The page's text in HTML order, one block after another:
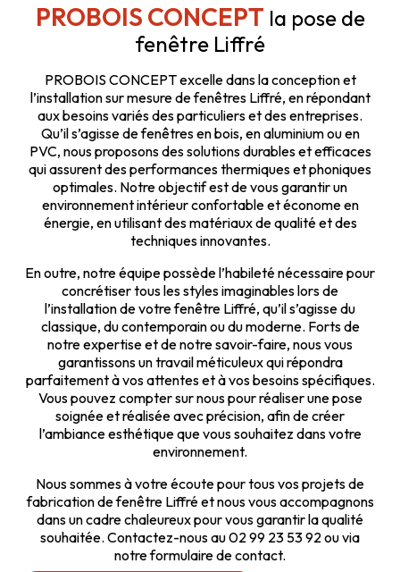
PROBOIS CONCEPT la pose de
fenêtre Liffré
PROBOIS CONCEPT excelle dans la conception et
l’installation sur mesure de fenêtres Liffré, en répondant
aux besoins variés des particuliers et des entreprises.
Qu’il s’agisse de fenêtres en bois, en aluminium ou en
PVC, nous proposons des solutions durables et efficaces
qui assurent des performances thermiques et phoniques
optimales. Notre objectif est de vous garantir un
environnement intérieur confortable et économe en
énergie, en utilisant des matériaux de qualité et des
techniques innovantes.
En outre, notre équipe possède l’habileté nécessaire pour
concrétiser tous les styles imaginables lors de
l’installation de votre fenêtre Liffré, qu’il s’agisse du
classique, du contemporain ou du moderne. Forts de
notre expertise et de notre savoir-faire, nous vous
garantissons un travail méticuleux qui répondra
parfaitement à vos attentes et à vos besoins spécifiques.
Vous pouvez compter sur nous pour réaliser une pose
soignée et réalisée avec précision, afin de créer
l’ambiance esthétique que vous souhaitez dans votre
environnement.
Nous sommes à votre écoute pour tous vos projets de
fabrication de fenêtre Liffré et nous vous accompagnons
dans un cadre chaleureux pour vous garantir la qualité
souhaitée. Contactez-nous au 02 99 23 53 92 ou via
notre formulaire de contact.